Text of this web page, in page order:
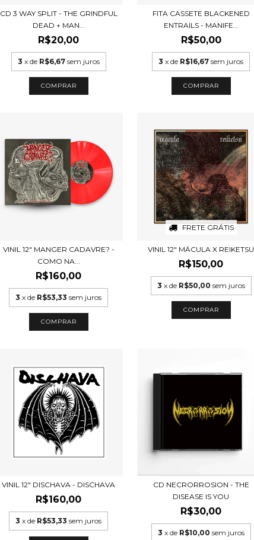
CD 3 WAY SPLIT - THE GRINDFUL
DEAD + MAN...
R$20,00
3 x de R$6,67 sem juros
FITA CASSETE BLACKENED
ENTRAILS - MANIFE...
R$50,00
3 x de R$16,67 sem juros
VINIL 12" MANGER CADAVRE? -
COMO NA...
R$160,00
3 x de R$53,33 sem juros
FRETE GRÁTIS
VINIL 12" MÁCULA X REIKETSU
R$150,00
3 x de R$50,00 sem juros
VINIL 12" DISCHAVA - DISCHAVA
R$160,00
3 x de R$53,33 sem juros
CD NECRORROSION - THE
DISEASE IS YOU
R$30,00
3 x de R$10,00 sem juros